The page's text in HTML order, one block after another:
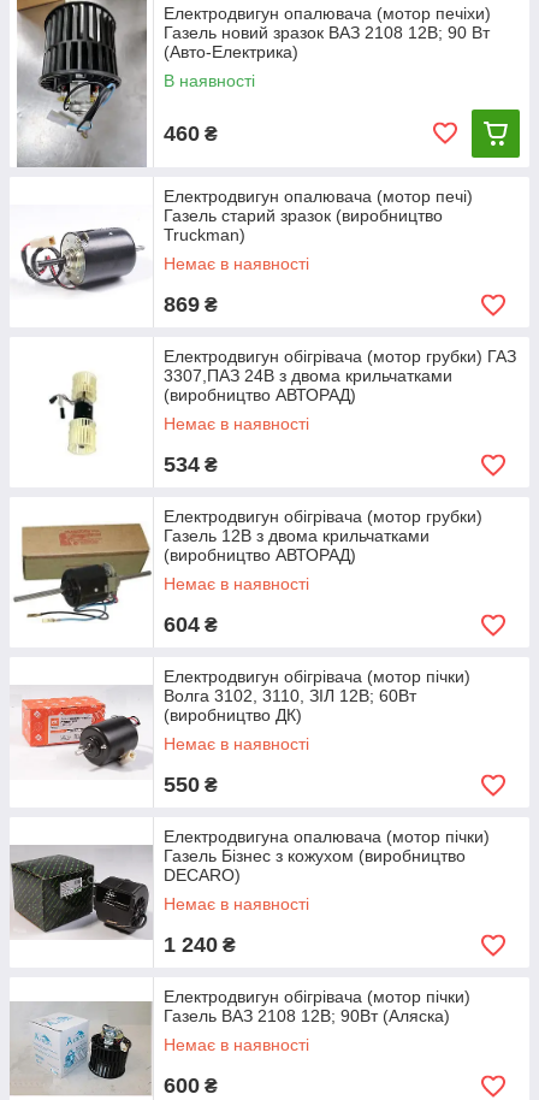
Електродвигун опалювача (мотор печіхи)
Газель новий зразок ВАЗ 2108 12В; 90 Вт
(Авто-Електрика)
В наявності
460 ₴
Електродвигун опалювача (мотор печі)
Газель старий зразок (виробництво
Truckman)
Немає в наявності
869 ₴
Електродвигун обігрівача (мотор грубки) ГАЗ
3307,ПАЗ 24В з двома крильчатками
(виробництво АВТОРАД)
Немає в наявності
534 ₴
Електродвигун обігрівача (мотор грубки)
Газель 12В з двома крильчатками
(виробництво АВТОРАД)
Немає в наявності
604 ₴
Електродвигун обігрівача (мотор пічки)
Волга 3102, 3110, ЗІЛ 12В; 60Вт
(виробництво ДК)
Немає в наявності
550 ₴
Електродвигуна опалювача (мотор пічки)
Газель Бізнес з кожухом (виробництво
DECARO)
Немає в наявності
1 240 ₴
Електродвигун обігрівача (мотор пічки)
Газель ВАЗ 2108 12В; 90Вт (Аляска)
Немає в наявності
600 ₴